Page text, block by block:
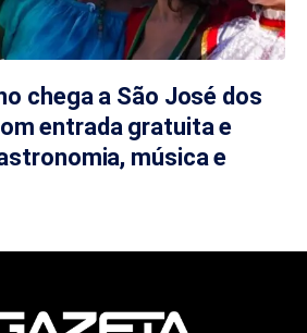
chega a São José dos
entrada gratuita e
música e